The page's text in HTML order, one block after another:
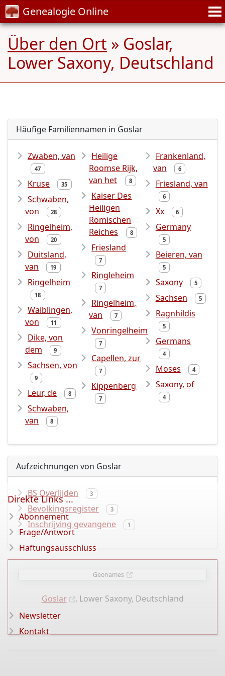
Genealogie Online
Über den Ort » Goslar,
Lower Saxony, Deutschland
Häufige Familiennamen in Goslar
Zwaben, van
47
Kruse 35
Schwaben,
von
28
Ringelheim,
von
20
Duitsland,
van
19
Ringelheim
18
Waiblingen,
von
11
Dike, von
dem
9
Sachsen, von
9
Leur, de 8
Schwaben,
van
8
Heilige
Roomse Rijk,
van het
8
Kaiser Des
Heiligen
Römischen
Reiches
8
Friesland
7
Ringleheim
7
Ringelheim,
van
7
Vonringelheim
7
Capellen, zur
7
Kippenberg
7
Frankenland,
van
6
Friesland, van
6
Xx 6
Germany
5
Beieren, van
5
Saxony 5
Sachsen 5
Ragnhildis
5
Germans
4
Moses 4
Saxony, of
4
Aufzeichnungen von Goslar
BS Overlijden 3
Bevolkingsregister 3
Inschrijving gevangene 1
Geonames
Goslar , Lower Saxony, Deutschland
Direkte Links ...
Abonnement
Frage/Antwort
Haftungsausschluss
Newsletter
Kontakt